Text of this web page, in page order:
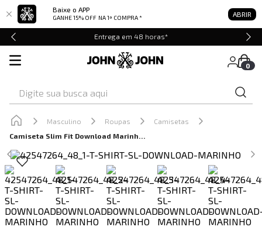
Baixe o APP
GANHE 15% OFF NA 1ª COMPRA * ABRIR
Entrega em 48 horas*
0
Masculino Roupas
Camisetas
Camiseta Slim Fit Download Marinho John John Masculina